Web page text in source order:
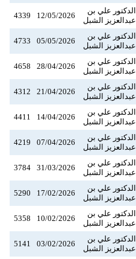
الدكتور علي بن
عبدالعزيز الشبل
12/05/2026
4339
الدكتور علي بن
عبدالعزيز الشبل
05/05/2026
4733
الدكتور علي بن
عبدالعزيز الشبل
28/04/2026
4658
الدكتور علي بن
عبدالعزيز الشبل
21/04/2026
4312
الدكتور علي بن
عبدالعزيز الشبل
14/04/2026
4411
الدكتور علي بن
عبدالعزيز الشبل
07/04/2026
4219
الدكتور علي بن
عبدالعزيز الشبل
31/03/2026
3784
الدكتور علي بن
عبدالعزيز الشبل
17/02/2026
5290
الدكتور علي بن
عبدالعزيز الشبل
10/02/2026
5358
الدكتور علي بن
عبدالعزيز الشبل
03/02/2026
5141